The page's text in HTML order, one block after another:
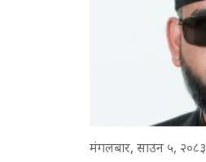
मंगलबार, साउन ५, २०८३